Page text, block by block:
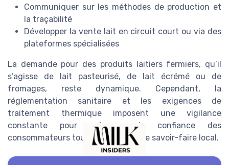
Communiquer sur les méthodes de production et
la traçabilité
Développer la vente lait en circuit court ou via des
plateformes spécialisées
La demande pour des produits laitiers fermiers, qu’il
s’agisse de lait pasteurisé, de lait écrémé ou de
fromages, reste dynamique. Cependant, la
réglementation sanitaire et les exigences de
traitement thermique imposent une vigilance
constante pour préserver la confiance des
consommateurs tout en valorisant le savoir-faire local.